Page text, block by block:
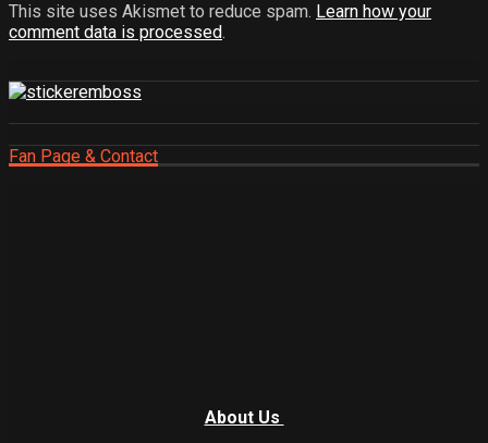
This site uses Akismet to reduce spam. Learn how your
comment data is processed.
Fan Page & Contact
About Us